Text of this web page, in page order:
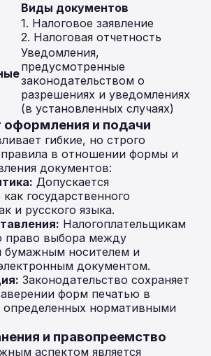
Виды документов
1. Налоговое заявление
2. Налоговая отчетность
Уведомления,
предусмотренные
законодательством о
разрешениях и уведомлениях
(в установленных случаях)
оформления и подачи
гибкие, но строго
в отношении формы и
документов:
Допускается
государственного
и русского языка.
Налогоплательщикам
право выбора между
бумажным носителем и
документом.
Законодательство сохраняет
форм печатью в
определенных нормативными
и правопреемство
аспектом является